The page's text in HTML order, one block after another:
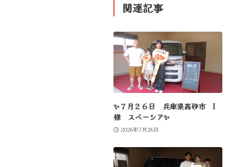
関連記事
✨７月２６日 兵庫県高砂市 I
様 スペーシア✨
2026年7月26日